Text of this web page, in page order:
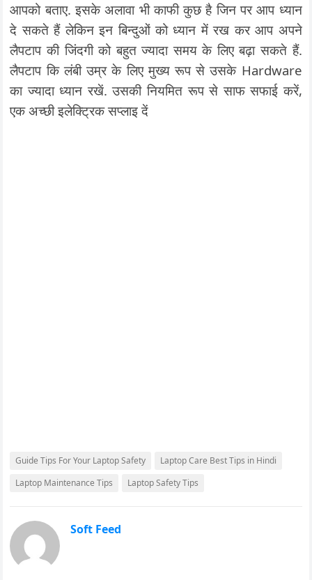
आपको बताए. इसके अलावा भी काफी कुछ है जिन पर आप ध्यान
दे सकते हैं लेकिन इन बिन्दुओं को ध्यान में रख कर आप अपने
लैपटाप की जिंदगी को बहुत ज्यादा समय के लिए बढ़ा सकते हैं.
लैपटाप कि लंबी उम्र के लिए मुख्य रूप से उसके Hardware
का ज्यादा ध्यान रखें. उसकी नियमित रूप से साफ सफाई करें,
एक अच्छी इलेक्ट्रिक सप्लाइ दें
Guide Tips For Your Laptop Safety
Laptop Care Best Tips in Hindi
Laptop Maintenance Tips
Laptop Safety Tips
Soft Feed